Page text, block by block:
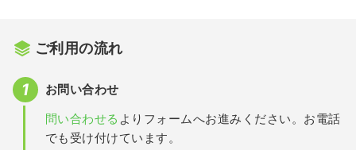
ご利用の流れ
お問い合わせ
問い合わせる よりフォームへお進みください。お電話
でも受け付けています。